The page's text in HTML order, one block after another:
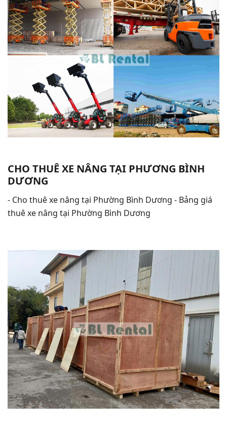
CHO THUÊ XE NÂNG TẠI PHƯƠNG BÌNH
DƯƠNG
- Cho thuê xe nâng tại Phường Bình Dương - Bảng giá
thuê xe nâng tại Phường Bình Dương